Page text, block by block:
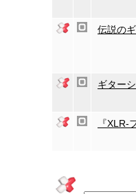
伝説の
ギター
『XLR-